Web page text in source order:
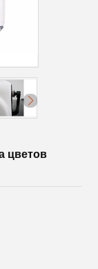
цветов